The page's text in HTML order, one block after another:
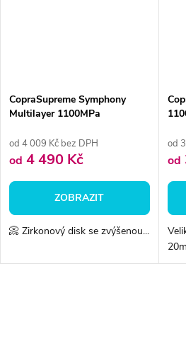
CopraSupreme Symphony
Multilayer 1100MPa
od 4 009 Kč bez DPH
od 4 490 Kč
ZOBRAZIT
📀 Zirkonový disk se zvýšenou...
od
od